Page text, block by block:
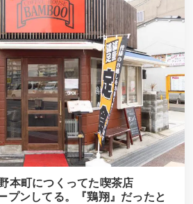
本町につくってた喫茶店
プンしてる。『鶏翔』だったと